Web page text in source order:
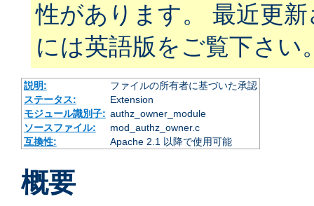
性があります。 最近更
には英語版をご覧下さい
説明:
ファイルの所有者に基づいた承認
ステータス:
Extension
モジュール識別子: authz_owner_module
ソースファイル:
mod_authz_owner.c
互換性:
Apache 2.1 以降で使用可能
概要